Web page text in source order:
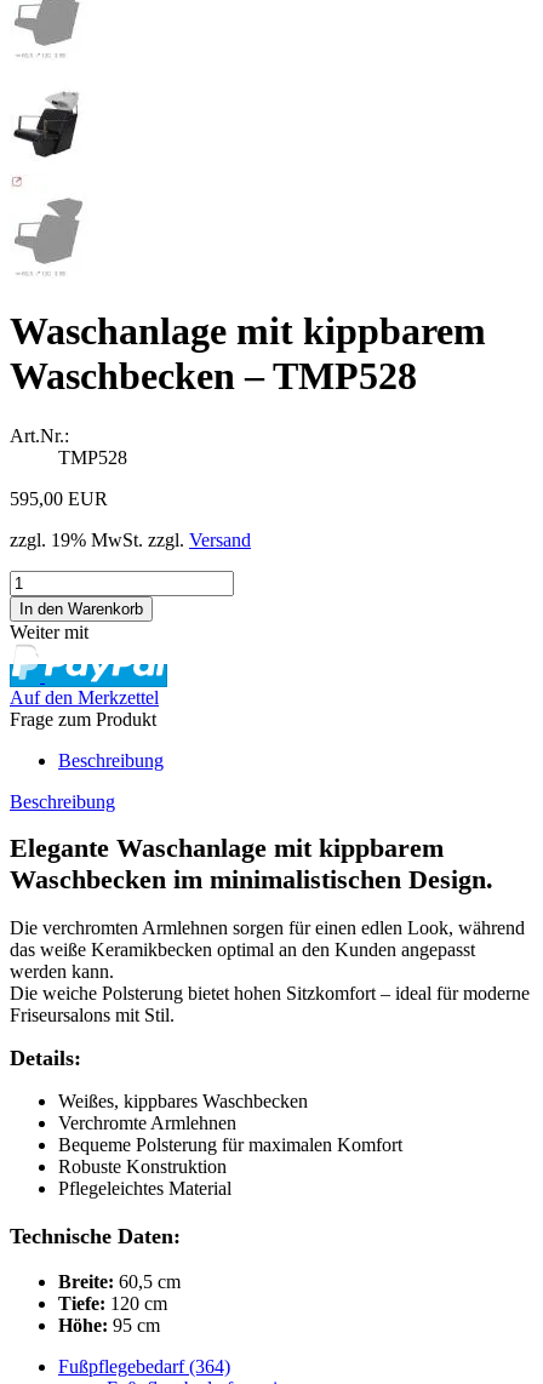
Waschanlage mit kippbarem
Waschbecken – TMP528
Art.Nr.:
TMP528
595,00 EUR
zzgl. 19% MwSt. zzgl. Versand
Weiter mit
Auf den Merkzettel
Frage zum Produkt
Beschreibung
Beschreibung
Elegante Waschanlage mit kippbarem
Waschbecken im minimalistischen Design.
Die verchromten Armlehnen sorgen für einen edlen Look, während
das weiße Keramikbecken optimal an den Kunden angepasst
werden kann.
Die weiche Polsterung bietet hohen Sitzkomfort – ideal für moderne
Friseursalons mit Stil.
Details:
Weißes, kippbares Waschbecken
Verchromte Armlehnen
Bequeme Polsterung für maximalen Komfort
Robuste Konstruktion
Pflegeleichtes Material
Technische Daten:
Breite: 60,5 cm
Tiefe: 120 cm
Höhe: 95 cm
Fußpflegebedarf (364)